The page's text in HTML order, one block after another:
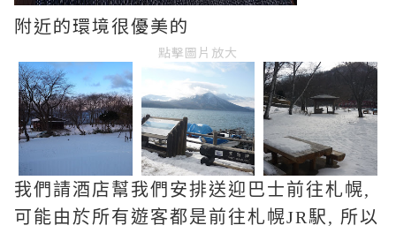
附近的環境很優美的
點擊圖片放大
我們請酒店幫我們安排送迎巴士前往札幌,
可能由於所有遊客都是前往札幌JR駅, 所以